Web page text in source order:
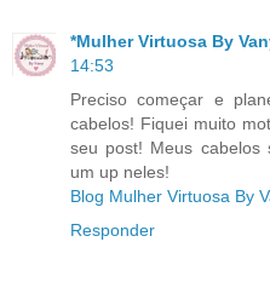
*Mulher Virtuosa By
14:53
Preciso começar e
cabelos! Fiquei muito
seu post! Meus cabelos
um up neles!
Blog Mulher Virtuosa By
Responder